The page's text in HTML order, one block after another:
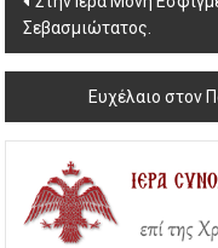
navigation
Σεβασμιώτατος.
Ευχέλαιο στον